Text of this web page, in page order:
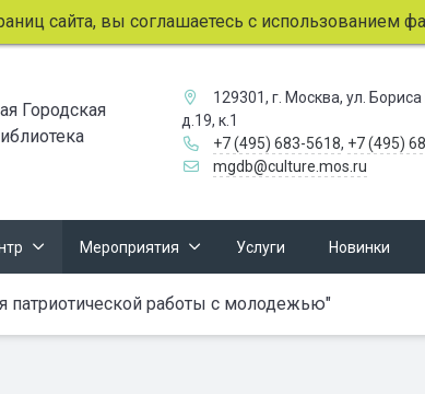
сайта, вы соглашаетесь с использованием
Городская
129301, г. Москва, ул.
д.19, к.1
+7 (495) 683-5618, +7 (495)
mgdb@culture.mos.ru
Мероприятия Услуги Новинки
патриотической работы с молодежью"